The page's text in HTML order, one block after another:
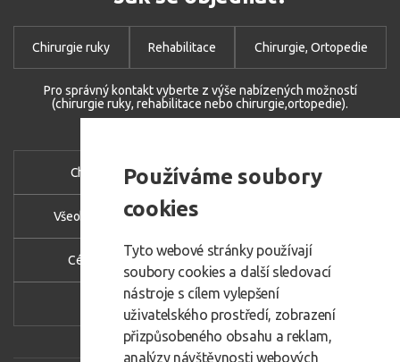
Používáme soubory
cookies
Tyto webové stránky používají
soubory cookies a další sledovací
nástroje s cílem vylepšení
uživatelského prostředí, zobrazení
přizpůsobeného obsahu a reklam,
analýzy návštěvnosti webových
Chirurgie ruky Rehabilitace Chirurgie, Ortopedie
Pro správný kontakt vyberte z výše nabízených možností
(chirurgie ruky, rehabilitace nebo chirurgie,ortopedie).
Chirurgie ruky Chirurgie nohy
Všeobecná chirurgie
Cévní chirurgie Rehabilitace
Jednodenní chirurgie